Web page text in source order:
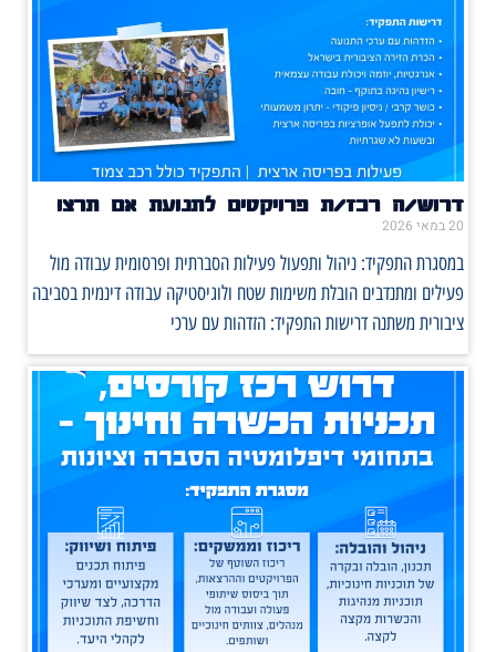
דרוש/ה רכז/ת פרויקטים לתנועת אם תרצו
20 במאי 2026
במסגרת התפקיד: ניהול ותפעול פעילות הסברתית ופרסומית עבודה מול
פעילים ומתנדבים הובלת משימות שטח ולוגיסטיקה עבודה דינמית בסביבה
ציבורית משתנה דרישות התפקיד: הזדהות עם ערכי